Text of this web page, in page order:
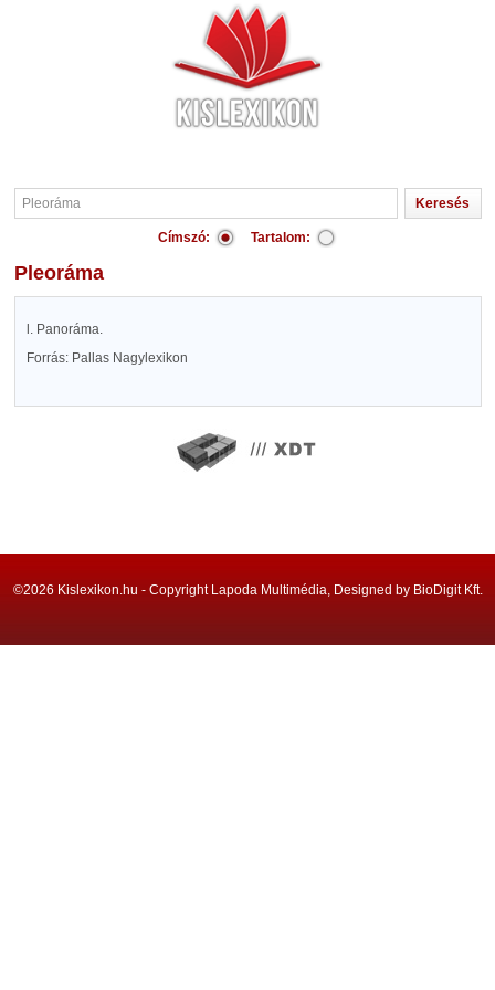
Címszó: Tartalom:
Pleoráma
l. Panoráma.
Forrás: Pallas Nagylexikon
©2026 Kislexikon.hu - Copyright Lapoda Multimédia, Designed by BioDigit Kft.